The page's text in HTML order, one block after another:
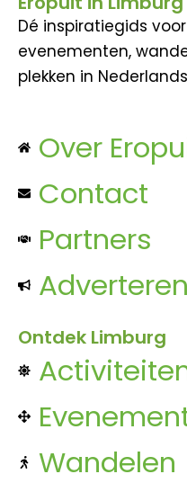
Dé inspiratiegids
evenementen,
plekken in
Over
Contact
Partners
Adverteren
Ontdek Limburg
Wandelen